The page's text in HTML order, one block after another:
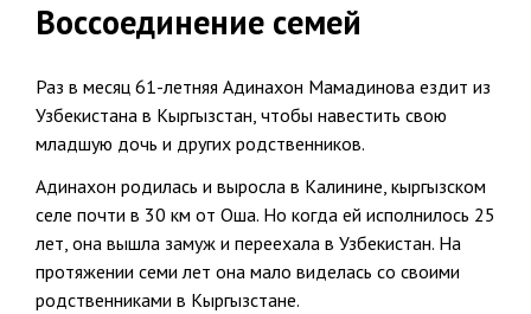
Воссоединение семей
Раз в месяц 61-летняя Адинахон Мамадинова ездит из
Узбекистана в Кыргызстан, чтобы навестить свою
младшую дочь и других родственников.
Адинахон родилась и выросла в Калинине, кыргызском
селе почти в 30 км от Оша. Но когда ей исполнилось 25
лет, она вышла замуж и переехала в Узбекистан. На
протяжении семи лет она мало виделась со своими
родственниками в Кыргызстане.